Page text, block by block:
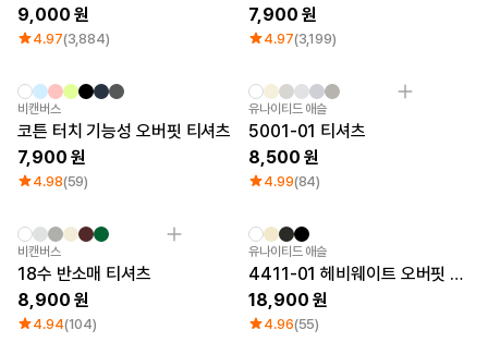
9,000
4.97(3,884)
7,900
4.97(3,199)
비캔버스
코튼 터치 기능성 오버핏 티셔츠
7,900
4.98(59)
유나이티드 애슬
5001-01 티셔츠
8,500
4.99(84)
비캔버스
18수 반소매 티셔츠
8,900
4.94(104)
유나이티드 애슬
4411-01 헤비웨이트 오버핏 티셔츠
18,900
4.96(55)
판매 BEST
기본 티셔츠
시스루탑 & 튜브탑